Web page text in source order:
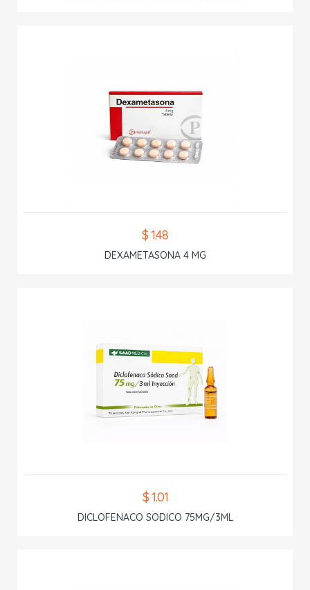
$ 1.48
DEXAMETASONA 4 MG
$ 1.01
DICLOFENACO SODICO 75MG/3ML